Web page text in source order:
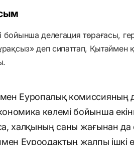
бойынша делегация төрағасы,
деп сипаттап, Қытаймен
Еуропалық комиссияның
көлемі бойынша
халқының саны жағынан да
Еуроодақтың жалпы ішкі